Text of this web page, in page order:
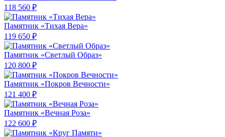
118 560 ₽
Памятник «Тихая Вера»
119 650 ₽
Памятник «Светлый Образ»
120 800 ₽
Памятник «Покров Вечности»
121 400 ₽
Памятник «Вечная Роза»
122 600 ₽